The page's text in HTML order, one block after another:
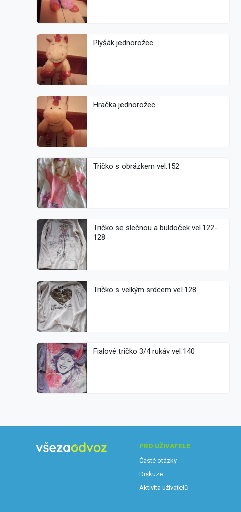
Plyšák jednorožec
Hračka jednorožec
Tričko s obrázkem vel.152
Tričko se slečnou a buldoček vel.122-
128
Tričko s velkým srdcem vel.128
Fialové tričko 3/4 rukáv vel.140
PRO UŽIVATELE
Časté otázky
Diskuze
Aktivita uživatelů